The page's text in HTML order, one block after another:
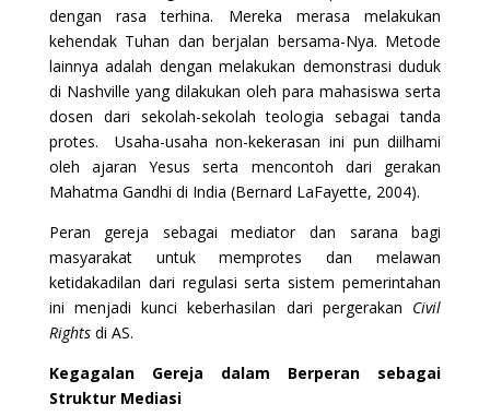
dengan rasa terhina. Mereka merasa melakukan
kehendak Tuhan dan berjalan bersama-Nya. Metode
lainnya adalah dengan melakukan demonstrasi duduk
di Nashville yang dilakukan oleh para mahasiswa serta
dosen dari sekolah-sekolah teologia sebagai tanda
protes. Usaha-usaha non-kekerasan ini pun diilhami
oleh ajaran Yesus serta mencontoh dari gerakan
Mahatma Gandhi di India (Bernard LaFayette, 2004).
Peran gereja sebagai mediator dan sarana bagi
masyarakat untuk memprotes dan melawan
ketidakadilan dari regulasi serta sistem pemerintahan
ini menjadi kunci keberhasilan dari pergerakan Civil
Rightsdi AS.
Kegagalan Gereja dalam Berperan sebagai
Struktur Mediasi